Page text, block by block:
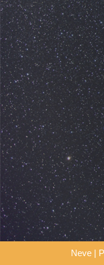
Neve |